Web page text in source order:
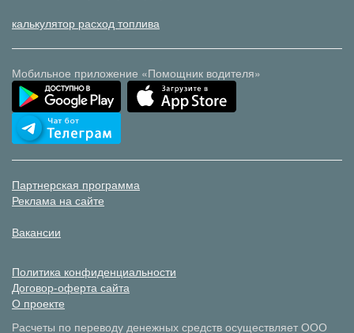
калькулятор расход топлива
Мобильное приложение «Помощник водителя»
Партнерская программа
Реклама на сайте
Вакансии
Политика конфиденциальности
Договор-оферта сайта
О проекте
Расчеты по переводу денежных средств осуществляет ООО